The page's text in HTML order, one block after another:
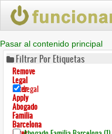
Pasar al contenido principal
Filtrar Por Etiquetas
Remove
Legal
FilterLegal
Apply
Abogado
Familia
Barcelona